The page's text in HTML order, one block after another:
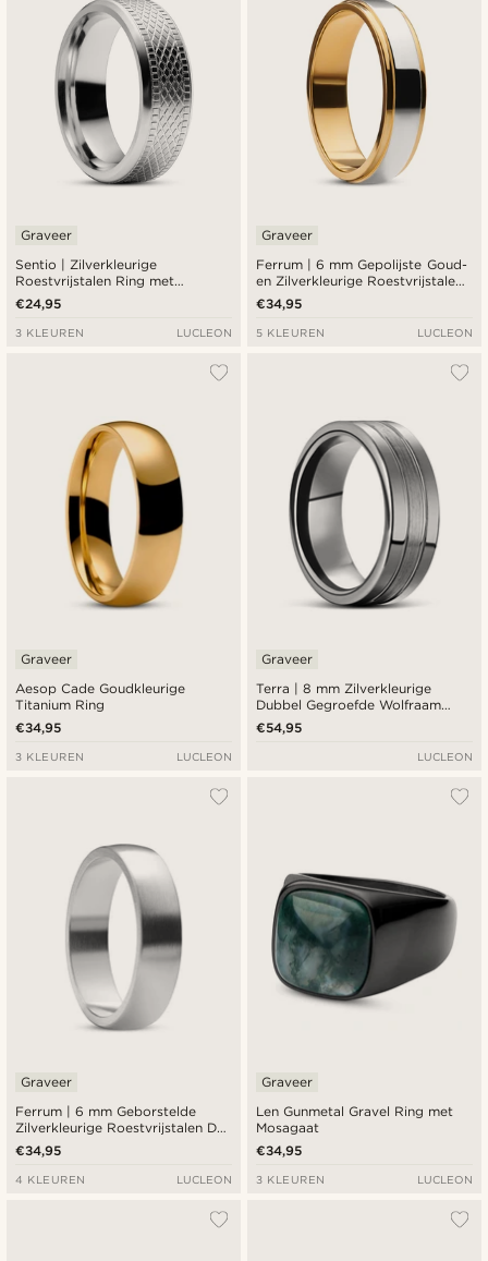
Sentio | Zilverkleurige
Roestvrijstalen Ring met
Geweven Patroon
Graveer
€24,95
3 KLEUREN LUCLEON
Ferrum | 6 mm Gepolijste Goud-
en Zilverkleurige Roestvrijstalen
Stap Ring
Graveer
€34,95
5 KLEUREN LUCLEON
Aesop Cade Goudkleurige
Titanium Ring
Graveer
€34,95
3 KLEUREN LUCLEON
Terra | 8 mm Zilverkleurige
Dubbel Gegroefde Wolfraam
Ring
Graveer
€54,95
LUCLEON
Ferrum | 6 mm Geborstelde
Zilverkleurige Roestvrijstalen D-
vormige Ring
Graveer
€34,95
4 KLEUREN LUCLEON
Len Gunmetal Gravel Ring met
Mosagaat
Graveer
€34,95
3 KLEUREN LUCLEON